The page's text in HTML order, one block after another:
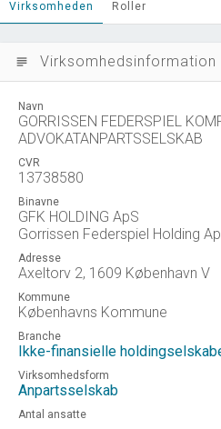
Virksomheden Roller
subject Virksomhedsinformation
Navn
GORRISSEN FEDERSPIEL
ADVOKATANPARTSSELSKAB
CVR
13738580
Binavne
GFK HOLDING ApS
Gorrissen Federspiel Holding
Adresse
Axeltorv 2, 1609 København V
Kommune
Københavns Kommune
Branche
Ikke-finansielle
Virksomhedsform
Anpartsselskab
Antal ansatte